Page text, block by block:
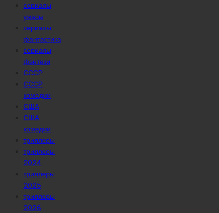
сериалы
ужасы
сериалы
фантастика
сериалы
фэнтези
СССР
СССР
комедии
США
США
комедии
триллеры
триллеры
2024
триллеры
2025
триллеры
2026